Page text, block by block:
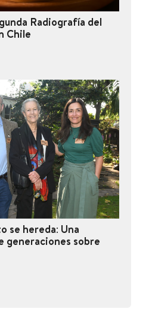
Radiografía del
Chile
se hereda: Una
generaciones sobre